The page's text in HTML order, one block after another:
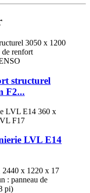
structurel
F2...
LVL E14